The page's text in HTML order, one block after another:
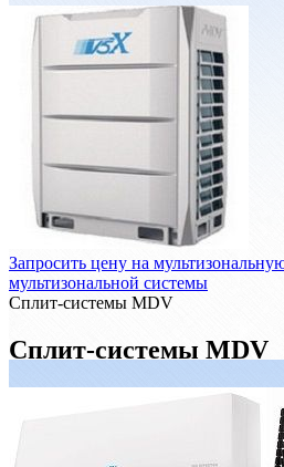
Запросить цену на
мультизональной системы
Сплит-системы MDV
Сплит-системы MDV